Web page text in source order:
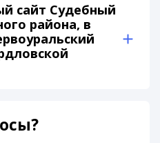
сайт Судебный
района, в